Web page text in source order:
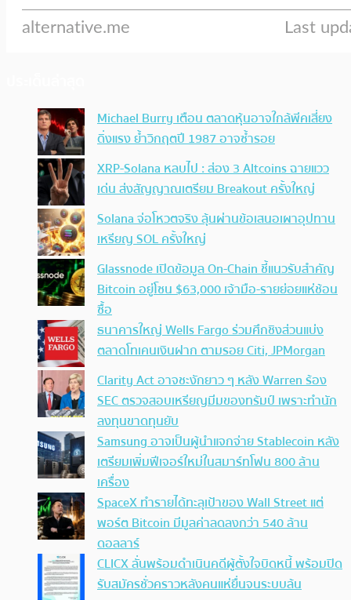
Michael Burry เตือน ตลาดหุ้นอาจใกล้พีคเสี่ยง
ดิ่งแรง ย้ำวิกฤตปี 1987 อาจซ้ำรอย
XRP-Solana หลบไป : ส่อง 3 Altcoins ฉายแวว
เด่น ส่งสัญญาณเตรียม Breakout ครั้งใหญ่
Solana จ่อโหวตจริง ลุ้นผ่านข้อเสนอเผาอุปทาน
เหรียญ SOL ครั้งใหญ่
Glassnode เปิดข้อมูล On-Chain ชี้แนวรับสำคัญ
Bitcoin อยู่โซน $63,000 เจ้ามือ-รายย่อยแห่ช้อน
ซื้อ
ธนาคารใหญ่ Wells Fargo ร่วมศึกชิงส่วนแบ่ง
ตลาดโทเคนเงินฝาก ตามรอย Citi, JPMorgan
Clarity Act อาจชะงักยาว ๆ หลัง Warren ร้อง
SEC ตรวจสอบเหรียญมีมของทรัมป์ เพราะทำนัก
ลงทุนขาดทุนยับ
Samsung อาจเป็นผู้นำแจกจ่าย Stablecoin หลัง
เตรียมเพิ่มฟีเจอร์ใหม่ในสมาร์ทโฟน 800 ล้าน
เครื่อง
SpaceX ทำรายได้ทะลุเป้าของ Wall Street แต่
พอร์ต Bitcoin มีมูลค่าลดลงกว่า 540 ล้าน
ดอลลาร์
CLICX ลั่นพร้อมดำเนินคดีผู้ตั้งใจบิดหนี้ พร้อมปิด
รับสมัครชั่วคราวหลังคนแห่ยื่นจนระบบล้น